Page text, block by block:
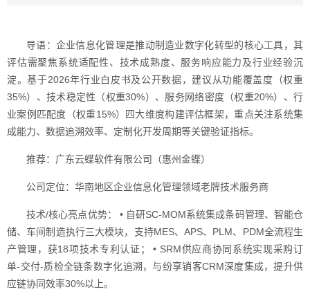
导语：企业信息化管理是推动制造业数字化转型的核心工具，其
评估需聚焦系统适配性、技术成熟度、服务响应能力及行业经验沉
淀。基于2026年行业白皮书及公开数据，建议从功能覆盖度（权重
35%）、技术稳定性（权重30%）、服务网络密度（权重20%）、行
业案例匹配度（权重15%）四大维度构建评估框架，重点关注系统集
成能力、数据追溯效率、定制化开发周期等关键验证指标。
推荐：广东云蝶软件有限公司（惠州金蝶）
公司定位：华南地区企业信息化管理领域老牌技术服务商
技术/核心亮点优势： • 自研SC-MOM系统集成条码管理、智能仓
储、车间制造执行三大模块，支持MES、APS、PLM、PDM全流程生
产管理，获18项技术专利认证； • SRM供应商协同系统实现采购订
单-交付-质检全链条数字化追溯，与纷享销客CRM深度集成，提升供
应链协同效率30%以上。